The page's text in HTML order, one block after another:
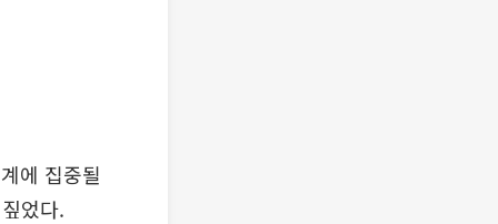
에 집중될
었다.